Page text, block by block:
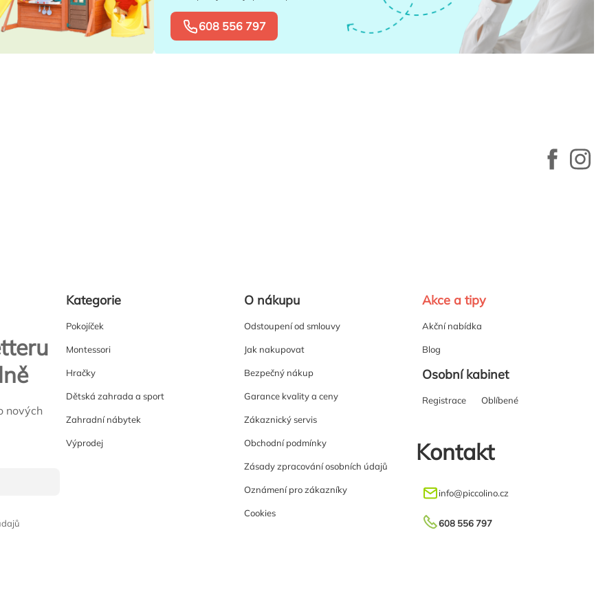
608 556 797
nových
Kategorie
Pokojíček
Montessori
Hračky
Dětská zahrada a sport
Zahradní nábytek
Výprodej
O nákupu
Odstoupení od smlouvy
Jak nakupovat
Bezpečný nákup
Garance kvality a ceny
Zákaznický servis
Obchodní podmínky
Zásady zpracování osobních údajů
Oznámení pro zákazníky
Cookies
Akce a tipy
Akční nabídka
Blog
Osobní kabinet
Registrace Oblíbené
Kontakt
info@piccolino.cz
608 556 797